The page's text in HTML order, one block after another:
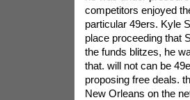
competitors enjoyed
particular 49ers. Kyle
place proceeding that
the funds blitzes, he
that. will not can be
proposing free deals.
New Orleans on the